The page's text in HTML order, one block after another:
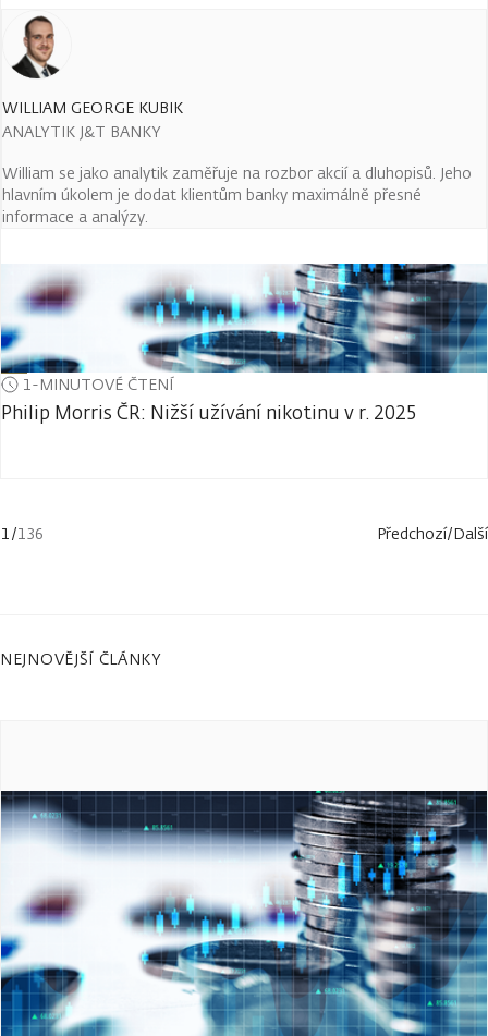
WILLIAM GEORGE KUBIK
ANALYTIK J&T BANKY
William se jako analytik zaměřuje na rozbor akcií a dluhopisů. Jeho
hlavním úkolem je dodat klientům banky maximálně přesné
informace a analýzy.
1-MINUTOVÉ ČTENÍ
Philip Morris ČR: Nižší užívání nikotinu v r. 2025
1/136 Předchozí/Další
NEJNOVĚJŠÍ ČLÁNKY